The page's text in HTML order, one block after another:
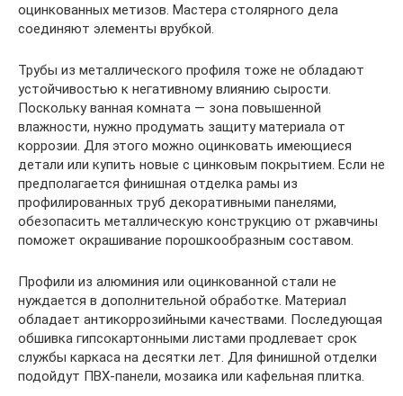
оцинкованных метизов. Мастера столярного дела
соединяют элементы врубкой.
Трубы из металлического профиля тоже не обладают
устойчивостью к негативному влиянию сырости.
Поскольку ванная комната — зона повышенной
влажности, нужно продумать защиту материала от
коррозии. Для этого можно оцинковать имеющиеся
детали или купить новые с цинковым покрытием. Если не
предполагается финишная отделка рамы из
профилированных труб декоративными панелями,
обезопасить металлическую конструкцию от ржавчины
поможет окрашивание порошкообразным составом.
Профили из алюминия или оцинкованной стали не
нуждается в дополнительной обработке. Материал
обладает антикоррозийными качествами. Последующая
обшивка гипсокартонными листами продлевает срок
службы каркаса на десятки лет. Для финишной отделки
подойдут ПВХ-панели, мозаика или кафельная плитка.